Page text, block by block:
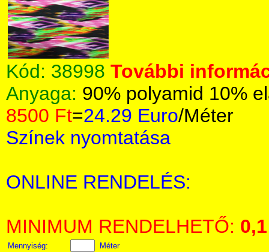
Kód: 38998 További
Anyaga: 90% polyamid 10%
8500 Ft=24.29 Euro/Méter
Színek nyomtatása
ONLINE RENDELÉS:
MINIMUM RENDELHETŐ: 0,1
Mennyiség: Méter